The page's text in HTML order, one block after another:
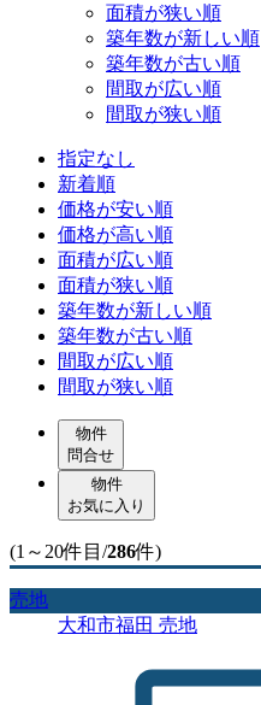
面積が狭い順
築年数が新しい順
築年数が古い順
間取が広い順
間取が狭い順
指定なし
新着順
価格が安い順
価格が高い順
面積が広い順
面積が狭い順
築年数が新しい順
築年数が古い順
間取が広い順
間取が狭い順
物件
問合せ
物件
お気に入り
(1～20件目/286件)
売地
大和市福田 売地